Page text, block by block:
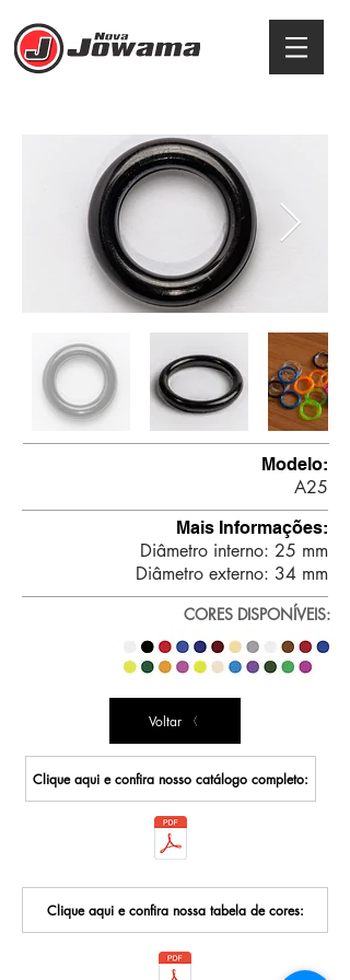
CORES DISPONÍVEIS:
Mais Informações:
Diâmetro interno: 25 mm
Diâmetro externo: 34 mm
Voltar
Modelo:
A25
Clique aqui e confira nosso catálogo completo:
Clique aqui e confira nossa tabela de cores: